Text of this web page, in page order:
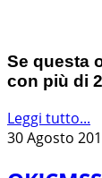
Se questa
con più di
Leggi tutto...
30 Agosto